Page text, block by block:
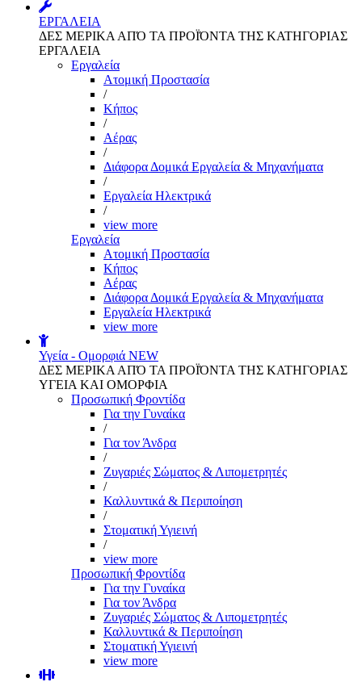
ΕΡΓΑΛΕΙΑ
ΔΕΣ ΜΕΡΙΚΑ ΑΠΌ ΤΑ ΠΡΟΪΌΝΤΑ ΤΗΣ ΚΑΤΗΓΟΡΙΑΣ
ΕΡΓΑΛΕΙΑ
Εργαλεία
Aτομική Προστασία
/
Kήπος
/
Αέρας
/
Διάφορα Δομικά Εργαλεία & Μηχανήματα
/
Εργαλεία Ηλεκτρικά
/
view more
Εργαλεία
Aτομική Προστασία
Kήπος
Αέρας
Διάφορα Δομικά Εργαλεία & Μηχανήματα
Εργαλεία Ηλεκτρικά
view more
Υγεία - Ομορφιά NEW
ΔΕΣ ΜΕΡΙΚΑ ΑΠΌ ΤΑ ΠΡΟΪΌΝΤΑ ΤΗΣ ΚΑΤΗΓΟΡΙΑΣ
ΥΓΕΙΑ ΚΑΙ ΟΜΟΡΦΙΑ
Προσωπική Φροντίδα
Για την Γυναίκα
/
Για τον Άνδρα
/
Ζυγαριές Σώματος & Λιπομετρητές
/
Καλλυντικά & Περιποίηση
/
Στοματική Υγιεινή
/
view more
Προσωπική Φροντίδα
Για την Γυναίκα
Για τον Άνδρα
Ζυγαριές Σώματος & Λιπομετρητές
Καλλυντικά & Περιποίηση
Στοματική Υγιεινή
view more